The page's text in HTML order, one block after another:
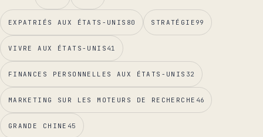
EXPATRIÉS AUX ÉTATS-UNIS 80 STRATÉGIE 99
VIVRE AUX ÉTATS-UNIS 41
FINANCES PERSONNELLES AUX ÉTATS-UNIS 32
MARKETING SUR LES MOTEURS DE RECHERCHE 46
GRANDE CHINE 45